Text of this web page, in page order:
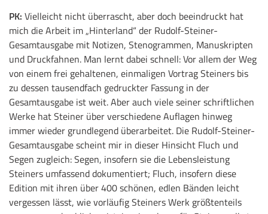
PK: Vielleicht nicht überrascht, aber doch beeindruckt hat
mich die Arbeit im „Hinterland“ der Rudolf-Steiner-
Gesamtausgabe mit Notizen, Stenogrammen, Manuskripten
und Druckfahnen. Man lernt dabei schnell: Vor allem der Weg
von einem frei gehaltenen, einmaligen Vortrag Steiners bis
zu dessen tausendfach gedruckter Fassung in der
Gesamtausgabe ist weit. Aber auch viele seiner schriftlichen
Werke hat Steiner über verschiedene Auflagen hinweg
immer wieder grundlegend überarbeitet. Die Rudolf-Steiner-
Gesamtausgabe scheint mir in dieser Hinsicht Fluch und
Segen zugleich: Segen, insofern sie die Lebensleistung
Steiners umfassend dokumentiert; Fluch, insofern diese
Edition mit ihren über 400 schönen, edlen Bänden leicht
vergessen lässt, wie vorläufig Steiners Werk größtenteils